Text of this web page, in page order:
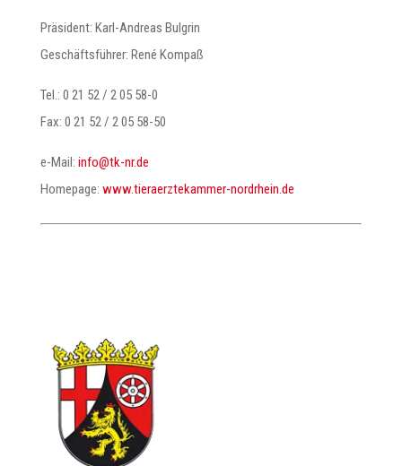
Präsident: Karl-Andreas Bulgrin
Geschäftsführer: René Kompaß
Tel.: 0 21 52 / 2 05 58-0
Fax: 0 21 52 / 2 05 58-50
e-Mail: ed.rn-kt
@ofni
Homepage: www.tieraerztekammer-nordrhein.de